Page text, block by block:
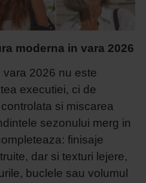
moderna in vara 2026
2026 nu este
executiei, ci de
si miscarea
sezonului merg in
finisaje
dar si texturi lejere,
buclele sau volumul